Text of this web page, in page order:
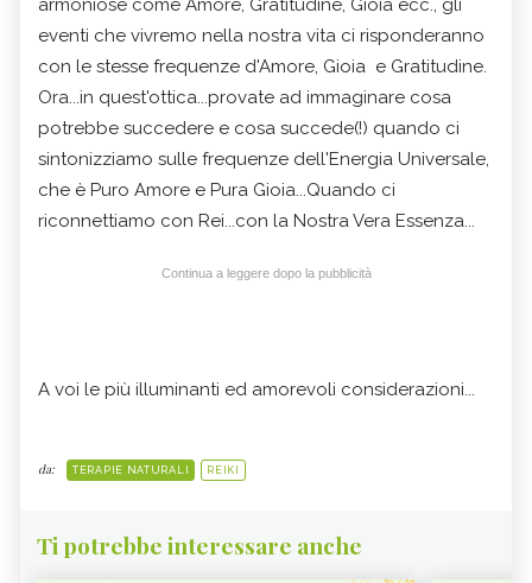
armoniose come Amore, Gratitudine, Gioia ecc., gli
eventi che vivremo nella nostra vita ci risponderanno
con le stesse frequenze d'Amore, Gioia e Gratitudine.
Ora...in quest'ottica...provate ad immaginare cosa
potrebbe succedere e cosa succede(!) quando ci
sintonizziamo sulle frequenze dell'Energia Universale,
che è Puro Amore e Pura Gioia...Quando ci
riconnettiamo con Rei...con la Nostra Vera Essenza...
Continua a leggere dopo la pubblicità
A voi le più illuminanti ed amorevoli considerazioni...
da: TERAPIE NATURALI REIKI
Ti potrebbe interessare anche